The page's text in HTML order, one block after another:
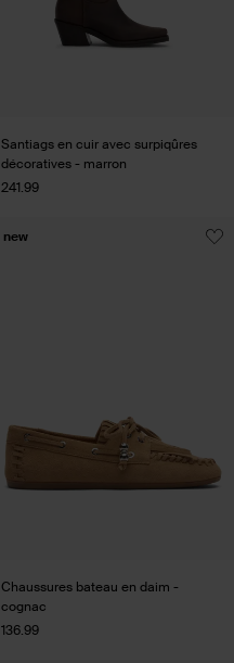
Santiags en cuir avec surpiqûres
décoratives - marron
241.99
Chaussures bateau en daim -
cognac
136.99
new